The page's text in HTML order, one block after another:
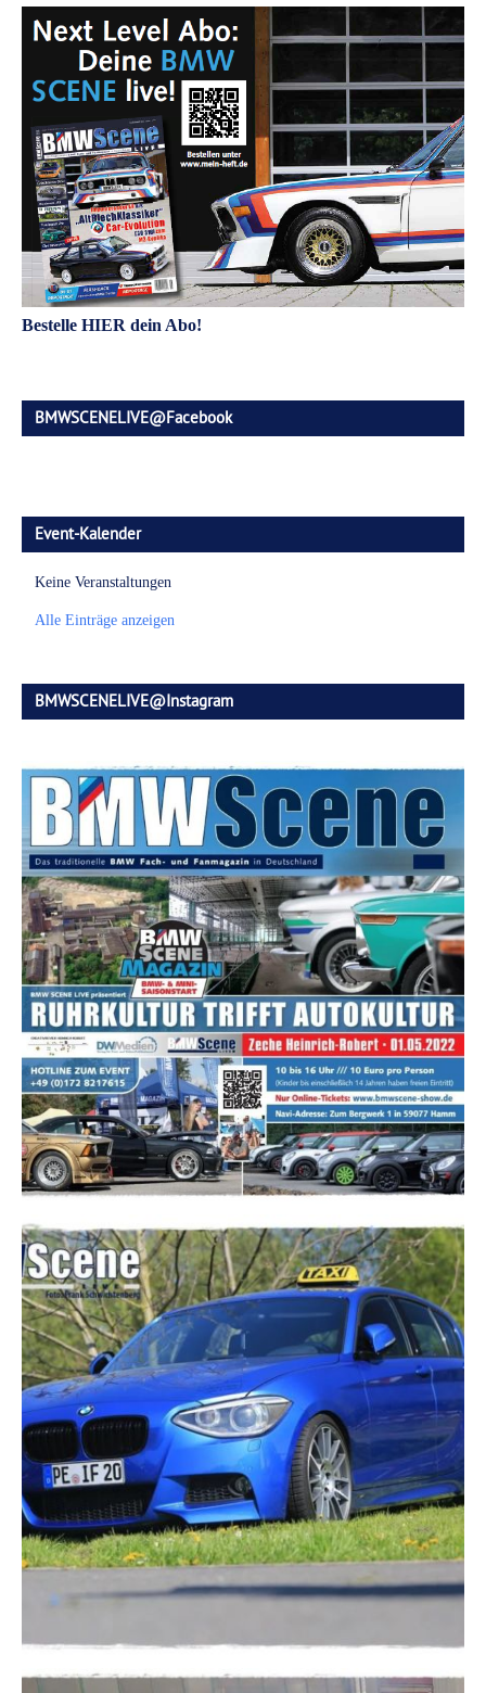
Bestelle HIER dein Abo!
BMWSCENELIVE@Facebook
Event-Kalender
Keine Veranstaltungen
Alle Einträge anzeigen
BMWSCENELIVE@Instagram